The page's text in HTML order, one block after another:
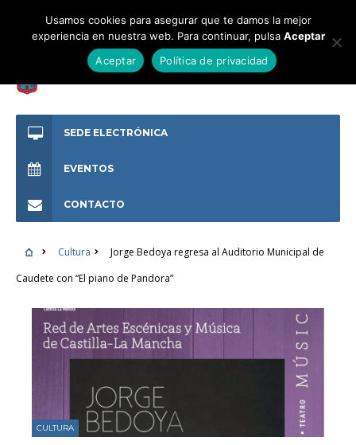
SEDE ELECTRÓNICA
EVENTOS
CONTACTO
Cultura
Jorge Bedoya regresa al Auditorio Municipal de
Caudete con “El piano de Pandora”
CULTURA
Usamos cookies para asegurar que te damos la mejor
experiencia en nuestra web. Para continuar, pulsa Aceptar
Aceptar
Política de privacidad